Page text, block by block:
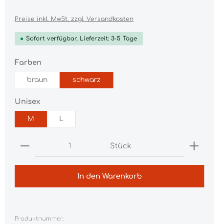
Preise inkl. MwSt. zzgl. Versandkosten
Sofort verfügbar, Lieferzeit: 3-5 Tage
Farben
braun schwarz
Unisexauswählen
M L
Produkt Anzahl: Gib den gewünschten
Stück
In den Warenkorb
Produktnummer: